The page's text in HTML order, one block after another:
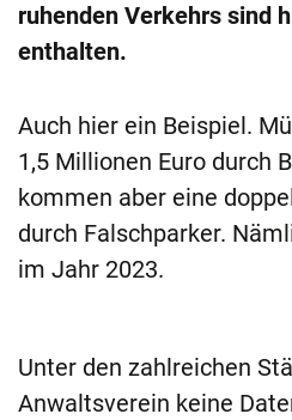
ruhenden Verkehrs sind
enthalten.
Auch hier ein Beispiel.
1,5 Millionen Euro durch
kommen aber eine
durch Falschparker.
im Jahr 2023.
Unter den zahlreichen
Anwaltsverein keine